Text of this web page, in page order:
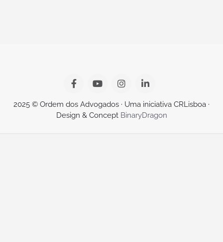
2025 © Ordem dos Advogados · Uma iniciativa CRLisboa ·
Design & Concept BinaryDragon